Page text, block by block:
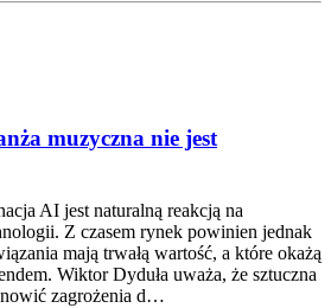
muzyczna nie jest
AI jest naturalną reakcją na
Z czasem rynek powinien jednak
mają trwałą wartość, a które okażą
Wiktor Dyduła uważa, że sztuczna
zagrożenia d…